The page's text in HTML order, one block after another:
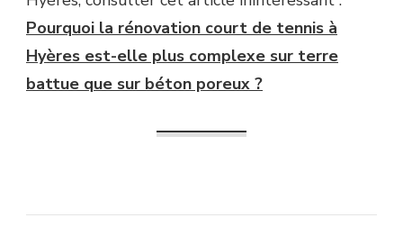
Pourquoi la rénovation court de tennis à
Hyères est-elle plus complexe sur terre
battue que sur béton poreux ?